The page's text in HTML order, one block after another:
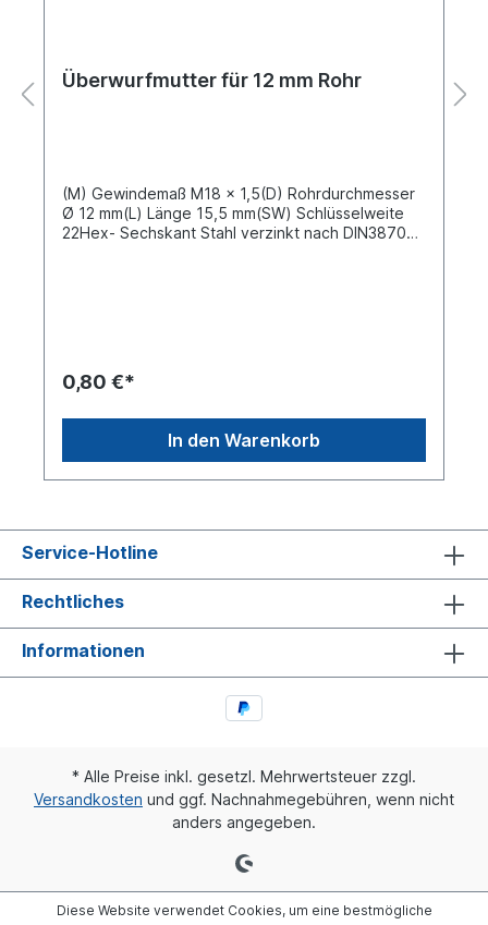
Überwurfmutter für 12 mm Rohr
(M) Gewindemaß M18 x 1,5(D) Rohrdurchmesser
Ø 12 mm(L) Länge 15,5 mm(SW) Schlüsselweite
22Hex- Sechskant Stahl verzinkt nach DIN3870
0,80 €*
In den Warenkorb
Service-Hotline
Rechtliches
Informationen
* Alle Preise inkl. gesetzl. Mehrwertsteuer zzgl.
Versandkosten und ggf. Nachnahmegebühren, wenn nicht
anders angegeben.
Diese Website verwendet Cookies, um eine bestmögliche